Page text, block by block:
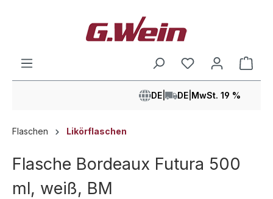
DE DE MwSt. 19 %
Flaschen Likörflaschen
Flasche Bordeaux Futura 500
ml, weiß, BM